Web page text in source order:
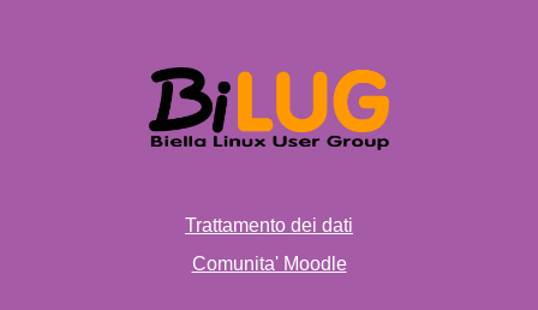
Trattamento dei dati
Comunita' Moodle